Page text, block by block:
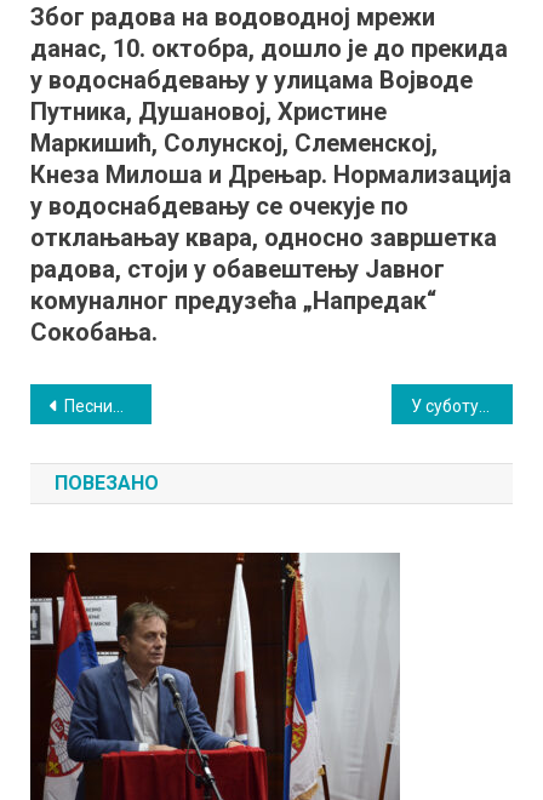
Сокобањи
без
Због радова на водоводној мрежи
данас, 10. октобра, дошло је до прекида
у водоснабдевању у улицама Војводе
Путника, Душановој, Христине
Маркишић, Солунској, Слеменској,
Кнеза Милоша и Дрењар. Нормализација
у водоснабдевању се очекује по
отклањањау квара, односно завршетка
радова, стоји у обавештењу Јавног
комуналног предузећа „Напредак“
Сокобања.
Кретање
чланка
Песник Власта Н. Ценић у Сокобањи поводом „Дечје недеље”
ПОВЕЗАНО